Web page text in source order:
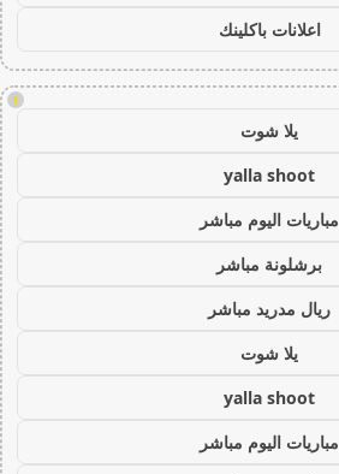
اعلانات باكلينك
!
يلا شوت
yalla shoot
مباريات اليوم مباشر
برشلونة مباشر
ريال مدريد مباشر
يلا شوت
yalla shoot
مباريات اليوم مباشر